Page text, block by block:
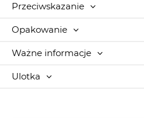
Przeciwskazanie
Opakowanie
Ważne informacje
Ulotka